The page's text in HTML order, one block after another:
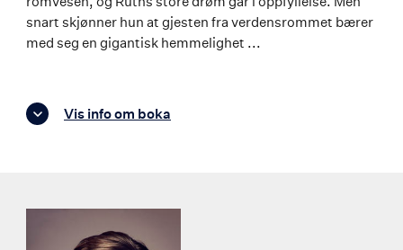
snart skjønner hun at gjesten fra verdensrommet bærer
med seg en gigantisk hemmelighet ...
Vis info om boka